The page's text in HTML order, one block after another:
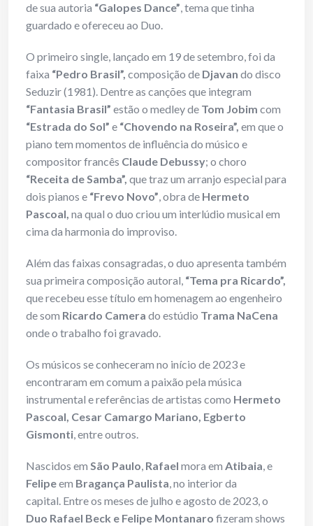
de sua autoria “Galopes Dance”, tema que tinha
guardado e ofereceu ao Duo.
O primeiro single, lançado em 19 de setembro, foi da
faixa “Pedro Brasil”, composição de Djavan do disco
Seduzir (1981). Dentre as canções que integram
“Fantasia Brasil” estão o medley de Tom Jobim com
“Estrada do Sol” e “Chovendo na Roseira”, em que o
piano tem momentos de influência do músico e
compositor francês Claude Debussy; o choro
“Receita de Samba”, que traz um arranjo especial para
dois pianos e “Frevo Novo”, obra de Hermeto
Pascoal, na qual o duo criou um interlúdio musical em
cima da harmonia do improviso.
Além das faixas consagradas, o duo apresenta também
sua primeira composição autoral, “Tema pra Ricardo”,
que recebeu esse título em homenagem ao engenheiro
de som Ricardo Camera do estúdio Trama NaCena
onde o trabalho foi gravado.
Os músicos se conheceram no início de 2023 e
encontraram em comum a paixão pela música
instrumental e referências de artistas como Hermeto
Pascoal, Cesar Camargo Mariano, Egberto
Gismonti, entre outros.
Nascidos em São Paulo, Rafael mora em Atibaia, e
Felipeem Bragança Paulista, no interior da
capital. Entre os meses de julho e agosto de 2023, o
Duo Rafael Beck e Felipe Montanaro fizeram shows